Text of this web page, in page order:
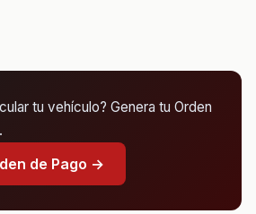
tu vehículo? Genera tu Orden
de Pago →